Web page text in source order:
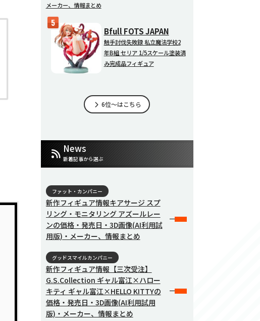
メーカー、情報まとめ
Bfull FOTS JAPAN
触手討伐失敗録 私立魔法学校2
年B組 セリア 1/5スケール塗装済
み完成品フィギュア
6位～はこちら
News
新着記事から選ぶ
ファット・カンパニー
新作フィギュア情報キアサージ スプ
リング・モニタリング アズールレー
ンの価格・発売日・3D画像(AI利用試
用版)・メーカー、情報まとめ
グッドスマイルカンパニー
新作フィギュア情報【三次受注】
G.S.Collection ギャル富江×ハロー
キティ ギャル富江×HELLO KITTYの
価格・発売日・3D画像(AI利用試用
版)・メーカー、情報まとめ